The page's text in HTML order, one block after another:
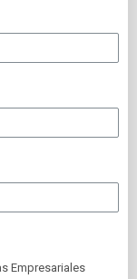
Empresariales